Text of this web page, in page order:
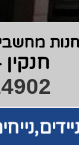
מחשבים
חנקין 84,חולון